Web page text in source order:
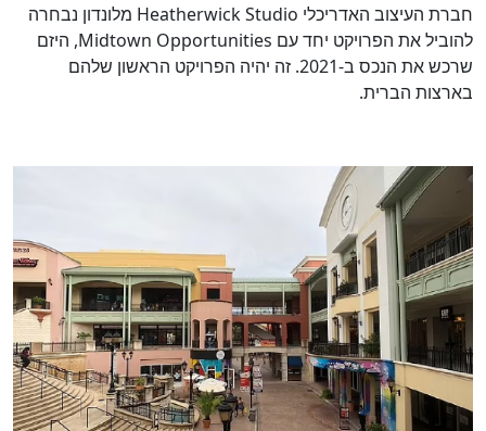
חברת העיצוב האדריכלי Heatherwick Studio מלונדון נבחרה
להוביל את הפרויקט יחד עם Midtown Opportunities, היזם
שרכש את הנכס ב-2021. זה יהיה הפרויקט הראשון שלהם
בארצות הברית.
100%כן